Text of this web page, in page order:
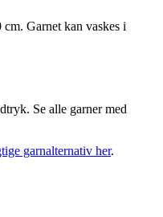
Garnet kan vaskes i
Se alle garner med
garnalternativ her.